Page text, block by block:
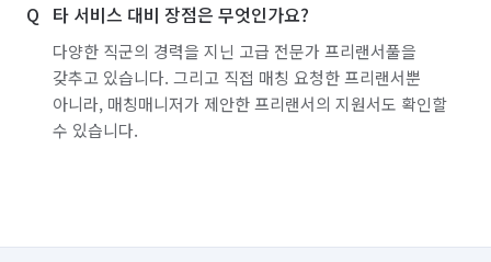
타 서비스 대비 장점은 무엇인가요?
다양한 직군의 경력을 지닌 고급 전문가 프리랜서풀을
갖추고 있습니다. 그리고 직접 매칭 요청한 프리랜서뿐
아니라, 매칭매니저가 제안한 프리랜서의 지원서도 확인할
수 있습니다.